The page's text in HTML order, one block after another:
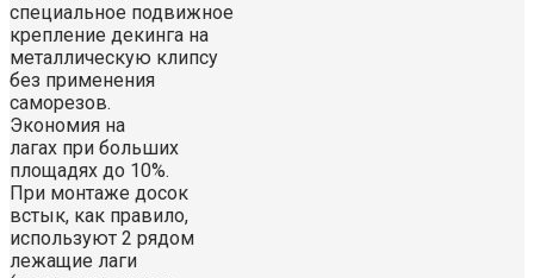
специальное подвижное
крепление декинга на
металлическую клипсу
без применения
саморезов.
Экономия на
лагах при больших
площадях до 10%.
При монтаже досок
встык, как правило,
используют 2 рядом
лежащие лаги